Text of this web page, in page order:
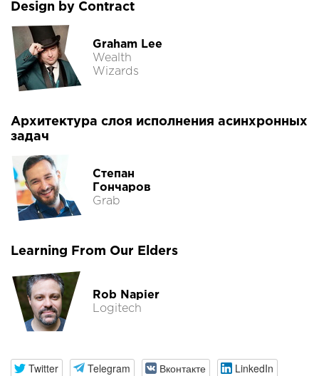
Design by Contract
Graham Lee
Wealth
Wizards
Архитектура слоя исполнения асинхронных
задач
Степан
Гончаров
Grab
Learning From Our Elders
Rob Napier
Logitech
Twitter Telegram Вконтакте LinkedIn